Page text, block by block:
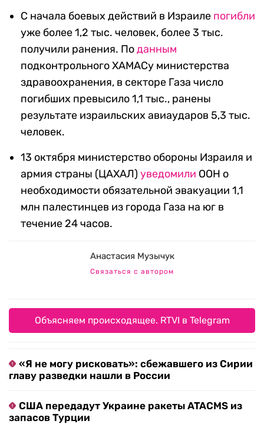
С начала боевых действий в Израиле погибли
уже более 1,2 тыс. человек, более 3 тыс.
получили ранения. Поданным
подконтрольного ХАМАСу министерства
здравоохранения, в секторе Газа число
погибших превысило 1,1 тыс., ранены
результате израильских авиаударов 5,3 тыс.
человек.
13 октября министерство обороны Израиля и
армия страны (ЦАХАЛ) уведомили ООН о
необходимости обязательной эвакуации 1,1
млн палестинцев из города Газа на юг в
течение 24 часов.
Анастасия Музычук
Связаться с автором
Объясняем происходящее. RTVI в Telegram
«Я не могу рисковать»: сбежавшего из Сирии
главу разведки нашли в России
США передадут Украине ракеты ATACMS из
запасов Турции